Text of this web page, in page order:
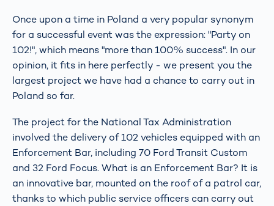
Once upon a time in Poland a very popular synonym
for a successful event was the expression: "Party on
102!", which means "more than 100% success". In our
opinion, it fits in here perfectly - we present you the
largest project we have had a chance to carry out in
Poland so far.
The project for the National Tax Administration
involved the delivery of 102 vehicles equipped with an
Enforcement Bar, including 70 Ford Transit Custom
and 32 Ford Focus. What is an Enforcement Bar? It is
an innovative bar, mounted on the roof of a patrol car,
thanks to which public service officers can carry out